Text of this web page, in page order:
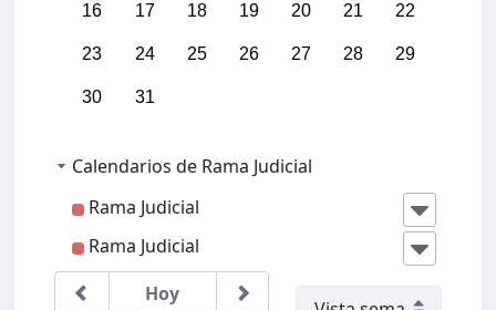
16 17 18 19 20 21 22
23 24 25 26 27 28 29
30 31
Calendarios de Rama Judicial
Rama Judicial
Rama Judicial
Hoy
08:00